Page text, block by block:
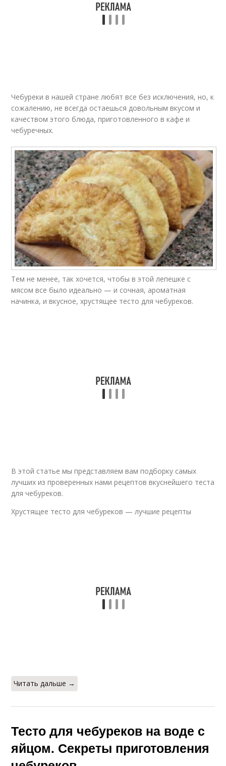
Тесто для пиццы
Чебуреки в нашей стране любят все без исключения, но, к
сожалению, не всегда остаешься довольным вкусом и
качеством этого блюда, приготовленного в кафе и
чебуречных.
Тем не менее, так хочется, чтобы в этой лепешке с
мясом все было идеально — и сочная, ароматная
начинка, и вкусное, хрустящее тесто для чебуреков.
В этой статье мы представляем вам подборку самых
лучших из проверенных нами рецептов вкуснейшего теста
для чебуреков.
Хрустящее тесто для чебуреков — лучшие рецепты
Читать дальше →
Тесто для чебуреков на воде с
яйцом. Секреты приготовления